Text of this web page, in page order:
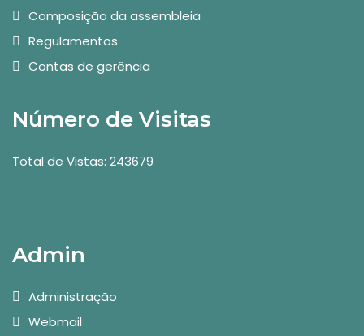
Composição da assembleia
Regulamentos
Contas de gerência
Número de Visitas
Total de Vistas: 243679
Admin
Administração
Webmail